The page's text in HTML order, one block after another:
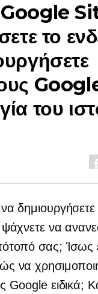
το
του
να
σας; Ίσως
να
Google ειδικά;